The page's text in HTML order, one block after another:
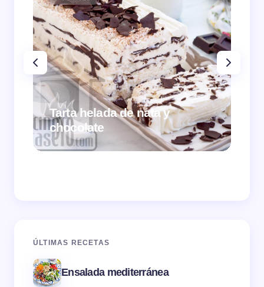
Tarta helada de nata y
chocolate
ÚLTIMAS RECETAS
Ensalada mediterránea